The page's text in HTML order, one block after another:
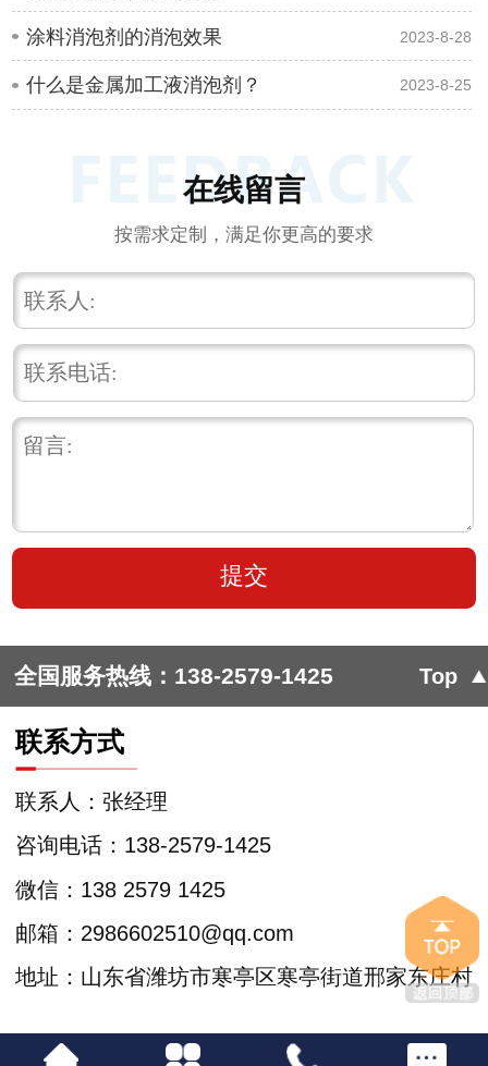
涂料消泡剂的消泡效果 2023-8-28
什么是金属加工液消泡剂？ 2023-8-25
在线留言
按需求定制，满足你更高的要求
全国服务热线： 138-2579-1425 Top
联系方式
咨询电话：138-2579-1425
联系人：张经理
微信：138 2579 1425
邮箱：2986602510@qq.com
地址：山东省潍坊市寒亭区寒亭街道邢家东庄村